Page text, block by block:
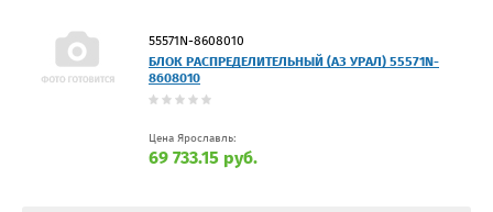
55571N-8608010
БЛОК РАСПРЕДЕЛИТЕЛЬНЫЙ (АЗ УРАЛ) 55571N-
8608010
Цена Ярославль:
69 733.15 руб.